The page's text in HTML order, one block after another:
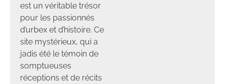
est un véritable trésor
pour les passionnés
d’urbex et d’histoire. Ce
site mystérieux, qui a
jadis été le témoin de
somptueuses
réceptions et de récits